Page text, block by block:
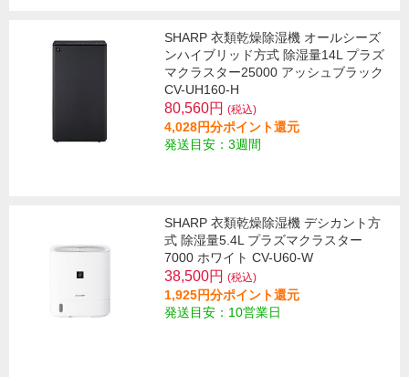
SHARP 衣類乾燥除湿機 オールシーズ
ンハイブリッド方式 除湿量14L プラズ
マクラスター25000 アッシュブラック
CV-UH160-H
80,560円 (税込)
4,028円分ポイント還元
発送目安：3週間
SHARP 衣類乾燥除湿機 デシカント方
式 除湿量5.4L プラズマクラスター
7000 ホワイト CV-U60-W
38,500円 (税込)
1,925円分ポイント還元
発送目安：10営業日